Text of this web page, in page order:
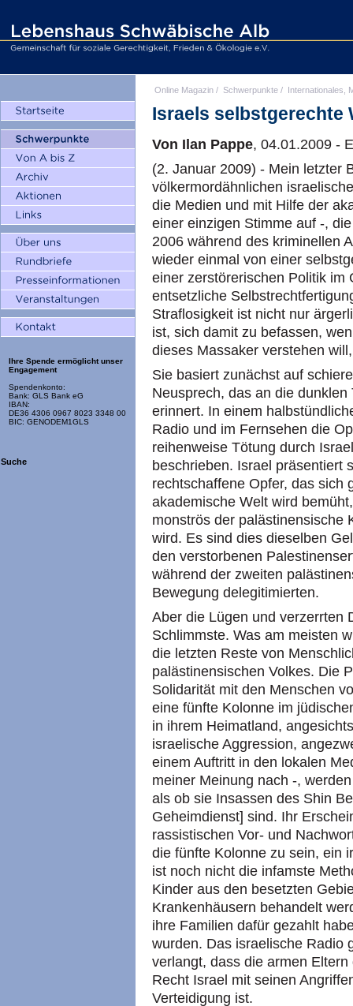
Ihre Spende ermöglicht unser
Engagement
Spendenkonto:
Bank: GLS Bank eG
IBAN:
DE36 4306 0967 8023 3348 00
BIC: GENODEM1GLS
Suche
Online Magazin / Schwerpunkte / Internationales,
Israels selbstgerechte
Von Ilan Pappe, 04.01.2009 -
(2. Januar 2009) - Mein letzter
völkermordähnlichen
die Medien und mit Hilfe der
einer einzigen Stimme auf -,
2006 während des kriminellen
wieder einmal von einer
einer zerstörerischen Politik im
entsetzliche
Straflosigkeit ist nicht nur
ist, sich damit zu befassen,
dieses Massaker verstehen
Sie basiert zunächst auf
Neusprech, das an die
erinnert. In einem
Radio und im Fernsehen die
reihenweise Tötung durch
beschrieben. Israel präsentiert
rechtschaffene Opfer, das sich
akademische Welt wird
monströs der palästinensische
wird. Es sind dies dieselben
den verstorbenen
während der zweiten
Bewegung delegitimierten.
Aber die Lügen und verzerrten
Schlimmste. Was am meisten
die letzten Reste von
palästinensischen Volkes. Die
Solidarität mit den Menschen
eine fünfte Kolonne im
in ihrem Heimatland,
israelische Aggression,
einem Auftritt in den lokalen
meiner Meinung nach -,
als ob sie Insassen des Shin
Geheimdienst] sind. Ihr
rassistischen Vor- und
die fünfte Kolonne zu sein, ein
ist noch nicht die infamste
Kinder aus den besetzten
Krankenhäusern behandelt
ihre Familien dafür gezahlt
wurden. Das israelische Radio
verlangt, dass die armen
Recht Israel mit seinen
Verteidigung ist.